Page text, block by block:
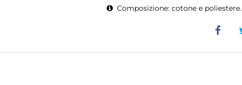
Composizione: cotone e poliestere.